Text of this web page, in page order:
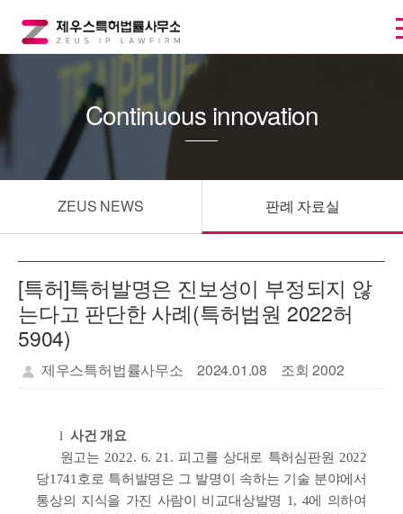
ZEUS NEWS 판례 자료실
Continuous innovation
[특허]특허발명은 진보성이 부정되지 않
는다고 판단한 사례(특허법원 2022허
5904)
제우스특허법률사무소 2024.01.08 조회 2002
l 사건 개요
원고는 2022. 6. 21. 피고를 상대로 특허심판원 2022
당1741호로 특허발명은 그 발명이 속하는 기술 분야에서
통상의 지식을 가진 사람이 비교대상발명 1, 4에 의하여